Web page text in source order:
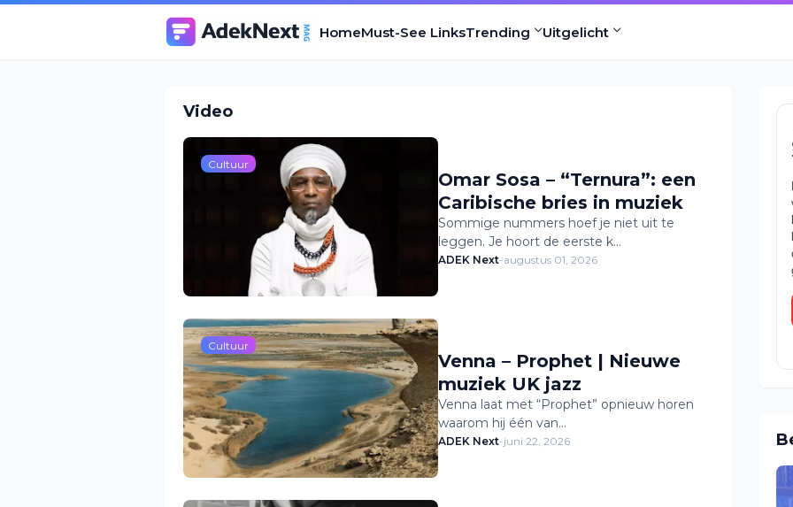
HomeMust-See LinksTrending Uitgelicht
Video
Cultuur
Omar Sosa – “Ternura”: een
Caribische bries in muziek
Sommige nummers hoef je niet uit te
leggen. Je hoort de eerste k…
ADEK Next-augustus 01, 2026
Cultuur
Venna – Prophet | Nieuwe
muziek UK jazz
Venna laat met “Prophet” opnieuw horen
waarom hij één van…
ADEK Next-juni 22, 2026